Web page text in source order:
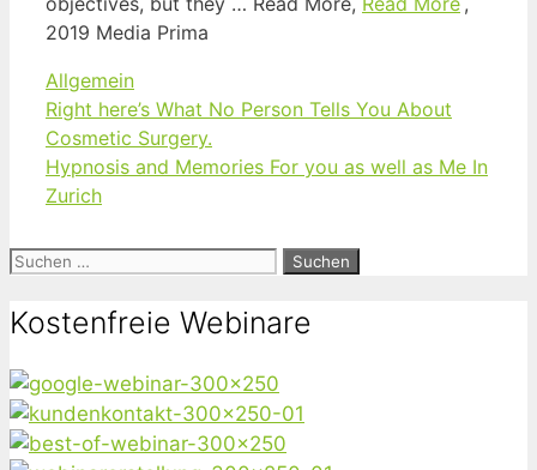
2019 Media Prima
Kategorien
Allgemein
Right here’s What No Person Tells You About
Cosmetic Surgery.
Hypnosis and Memories For you as well as Me In
Zurich
Suchen
Kostenfreie Webinare